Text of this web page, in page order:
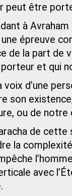
peut être
à
épreuve
de la part de
et qui
voix d’une
son
ou de notre
de
la
avec